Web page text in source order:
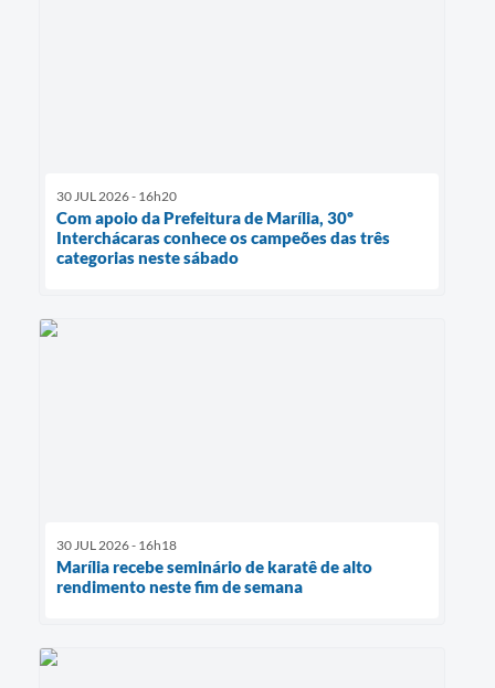
30 JUL 2026 - 16h20
Com apoio da Prefeitura de Marília, 30º
Interchácaras conhece os campeões das três
categorias neste sábado
30 JUL 2026 - 16h18
Marília recebe seminário de karatê de alto
rendimento neste fim de semana